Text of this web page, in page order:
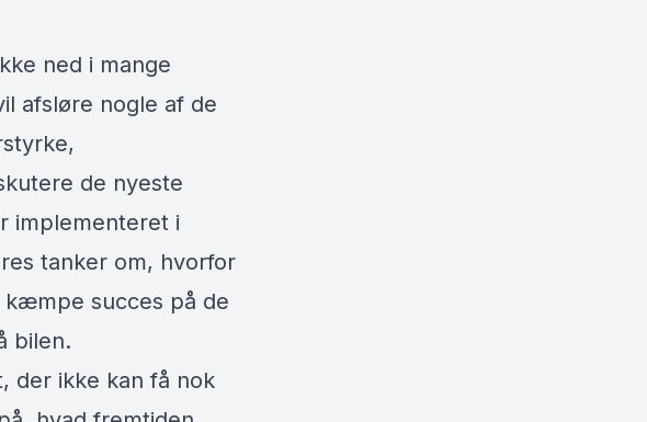
ned i mange
afsløre nogle af de
de nyeste
implementeret i
tanker om, hvorfor
succes på de
bilen.
der ikke kan få nok